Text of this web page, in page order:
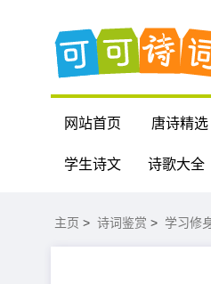
网站首页 唐诗精选
学生诗文 诗歌大全
主页 > 诗词鉴赏 > 学习修